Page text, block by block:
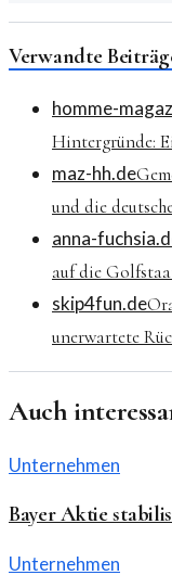
Verwandte
homme-
Hintergründe:
maz-hh.de
und die
anna-
auf die
skip4fun.de
unerwartete
Auch
Unternehmen
Bayer Aktie
Unternehmen